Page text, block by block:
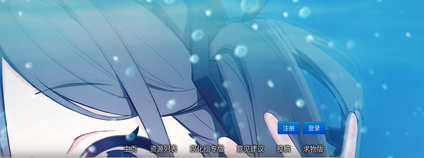
注册 登录
主页 资源列表 汉化组专版 意见建议 投稿 求物版